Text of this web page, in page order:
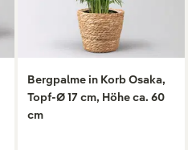
Bergpalme in Korb Osaka,
Topf-Ø 17 cm, Höhe ca. 60
cm